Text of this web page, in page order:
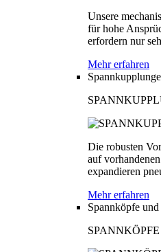
Unsere
für hohe
erfordern nur
Mehr erfahren
Die robusten
auf
expandieren
Mehr erfahren
Spannköpfe